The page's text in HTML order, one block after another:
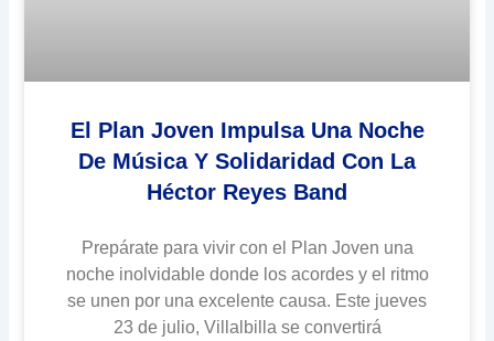
El Plan Joven Impulsa Una Noche
De Música Y Solidaridad Con La
Héctor Reyes Band
Prepárate para vivir con el Plan Joven una
noche inolvidable donde los acordes y el ritmo
se unen por una excelente causa. Este jueves
23 de julio, Villalbilla se convertirá